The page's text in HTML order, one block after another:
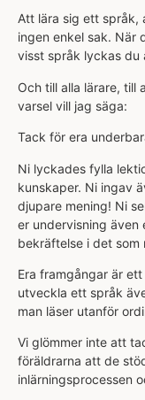
Att lära sig ett språk,
ingen enkel sak. När
visst språk lyckas du
Och till alla lärare, till
varsel vill jag säga:
Tack för era
Ni lyckades fylla
kunskaper. Ni ingav
djupare mening! Ni
er undervisning
bekräftelse i det som
Era framgångar är
utveckla ett språk
man läser utanför
Vi glömmer inte att
föräldrarna att de
inlärningsprocessen